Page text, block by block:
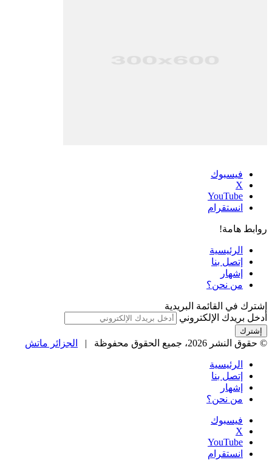
فيسبوك
‫X
‫YouTube
انستقرام
روابط هامة!
الرئيسية
إتصل بنا
إشهار
من نحن؟
إشترك في القائمة البريدية
أدخل بريدك الإلكتروني
© حقوق النشر 2026، جميع الحقوق محفوظة | الجزائر ماتش
الرئيسية
إتصل بنا
إشهار
من نحن؟
فيسبوك
‫X
‫YouTube
انستقرام